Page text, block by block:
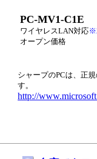
PC-MV1-C1E
ワイヤレスLAN対応
オープン価格
シャープのPCは、正
す。
http://